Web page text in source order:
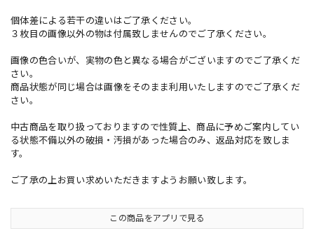
個体差による若干の違いはご了承ください。
３枚目の画像以外の物は付属致しませんのでご了承ください。
画像の色合いが、実物の色と異なる場合がございますのでご了承くだ
さい。
商品状態が同じ場合は画像をそのまま利用いたしますのでご了承くだ
さい。
中古商品を取り扱っておりますので性質上、商品に予めご案内してい
る状態不備以外の破損・汚損があった場合のみ、返品対応を致しま
す。
ご了承の上お買い求めいただきますようお願い致します。
この商品をアプリで見る